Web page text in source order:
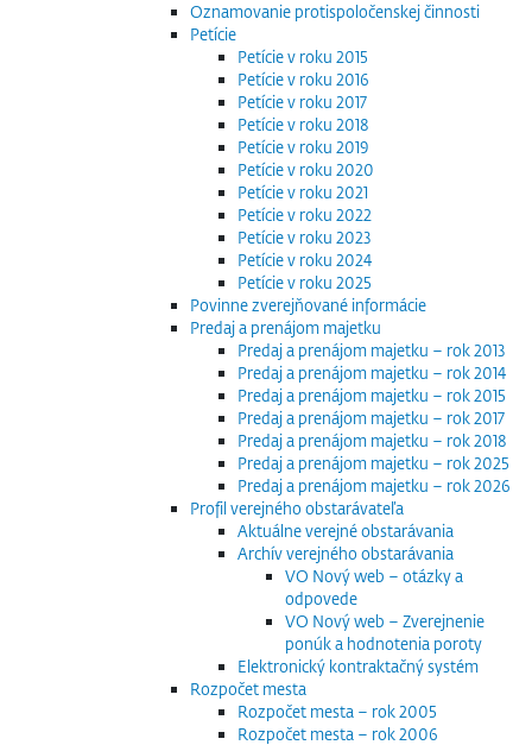
Oznamovanie protispoločenskej činnosti
Petície
Petície v roku 2015
Petície v roku 2016
Petície v roku 2017
Petície v roku 2018
Petície v roku 2019
Petície v roku 2020
Petície v roku 2021
Petície v roku 2022
Petície v roku 2023
Petície v roku 2024
Petície v roku 2025
Povinne zverejňované informácie
Predaj a prenájom majetku
Predaj a prenájom majetku – rok 2013
Predaj a prenájom majetku – rok 2014
Predaj a prenájom majetku – rok 2015
Predaj a prenájom majetku – rok 2017
Predaj a prenájom majetku – rok 2018
Predaj a prenájom majetku – rok 2025
Predaj a prenájom majetku – rok 2026
Profil verejného obstarávateľa
Aktuálne verejné obstarávania
Archív verejného obstarávania
VO Nový web – otázky a
odpovede
VO Nový web – Zverejnenie
ponúk a hodnotenia poroty
Elektronický kontraktačný systém
Rozpočet mesta
Rozpočet mesta – rok 2005
Rozpočet mesta – rok 2006